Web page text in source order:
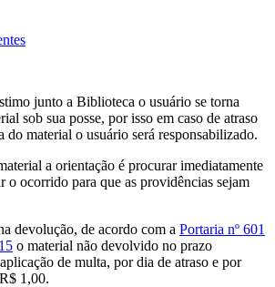
junto a Biblioteca o usuário se torna
sob sua posse, por isso em caso de atraso
do material o usuário será responsabilizado.
a orientação é procurar imediatamente
o ocorrido para que as providências sejam
devolução, de acordo com a Portaria nº 601
o material não devolvido no prazo
de multa, por dia de atraso e por
1,00.